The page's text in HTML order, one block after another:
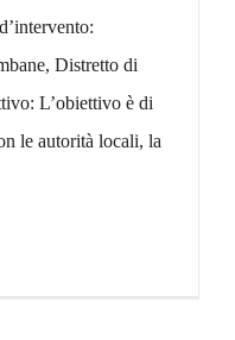
Distretto di
L’obiettivo è di
le autorità locali, la